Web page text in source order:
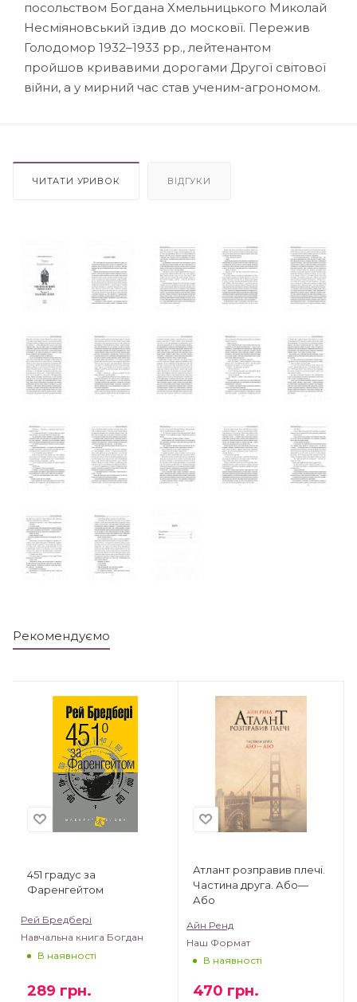
посольством Богдана Хмельницького Миколай
Несміяновський їздив до московії. Пережив
Голодомор 1932–1933 рр., лейтенантом
пройшов кривавими дорогами Другої світової
війни, а у мирний час став ученим-агрономом.
ЧИТАТИ УРИВОК ВІДГУКИ
Рекомендуємо
451 градус за
Фаренгейтом
Рей Бредбері
Навчальна книга Богдан
В наявності
289 грн.
Атлант розправив плечі.
Частина друга. Або—
Або
Айн Ренд
Наш Формат
В наявності
470 грн.